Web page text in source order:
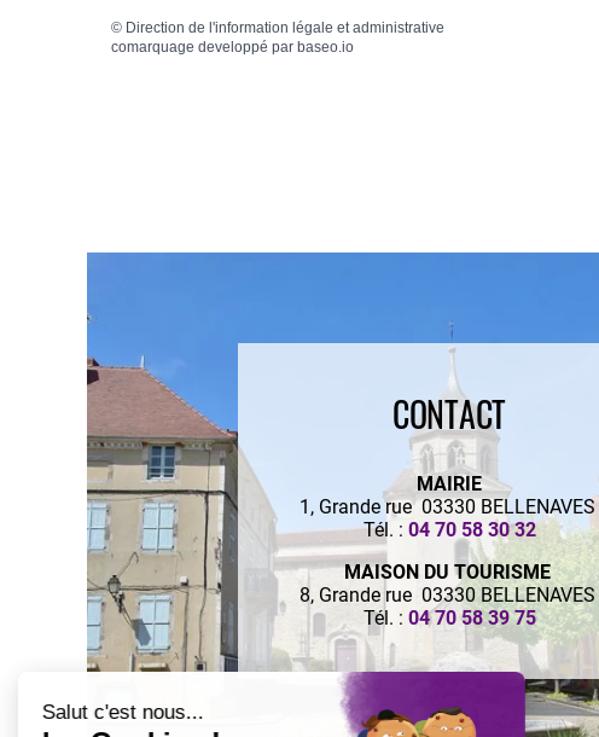
© Direction de l'information légale et administrative
comarquage developpé par baseo.io
CONTACT
MAIRIE
1, Grande rue 03330 BELLENAVES
Tél. : 04 70 58 30 32
MAISON DU TOURISME
8, Grande rue 03330 BELLENAVES
Tél. : 04 70 58 39 75